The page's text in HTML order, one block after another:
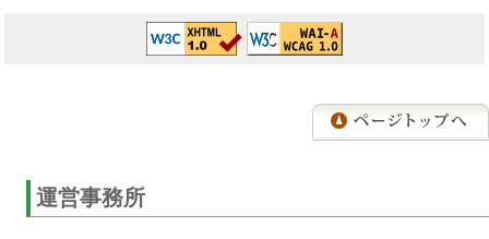
運営事務所